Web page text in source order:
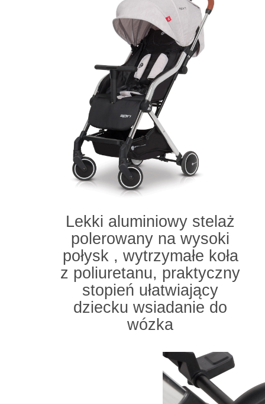
Lekki aluminiowy stelaż
polerowany na wysoki
połysk , wytrzymałe koła
z poliuretanu, praktyczny
stopień ułatwiający
dziecku wsiadanie do
wózka